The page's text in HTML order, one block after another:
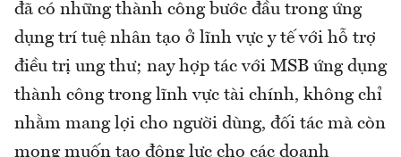
đã có những thành công bước đầu trong ứng
dụng trí tuệ nhân tạo ở lĩnh vực y tế với hỗ trợ
điều trị ung thư; nay hợp tác với MSB ứng dụng
thành công trong lĩnh vực tài chính, không chỉ
nhằm mang lợi cho người dùng, đối tác mà còn
mong muốn tạo động lực cho các doanh